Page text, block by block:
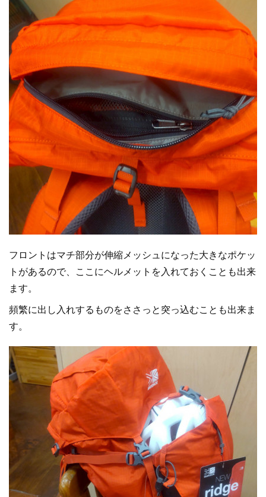
フロントはマチ部分が伸縮メッシュになった大きなポケッ
トがあるので、ここにヘルメットを入れておくことも出来
ます。
頻繁に出し入れするものをささっと突っ込むことも出来ま
す。